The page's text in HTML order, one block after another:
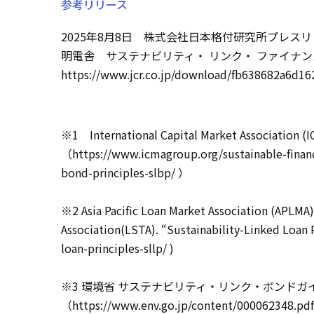
参考リリース
2025年8月8日 株式会社日本格付研究所プレスリ
明電舎 サステナビリティ・ リンク・ ファイナ
https://www.jcr.co.jp/download/
※1 International Capital Market Association
（https://www.icmagroup.org/sustainable-
bond-principles-slbp/ ）
※2 Asia Pacific Loan Market Association
Association(LSTA). “Sustainability-Linked Loan
loan-principles-sllp/)
※3 環境省 サステナビリティ・リンク・ボンドガ
（https://www.env.go.jp/content/000062348.pdf